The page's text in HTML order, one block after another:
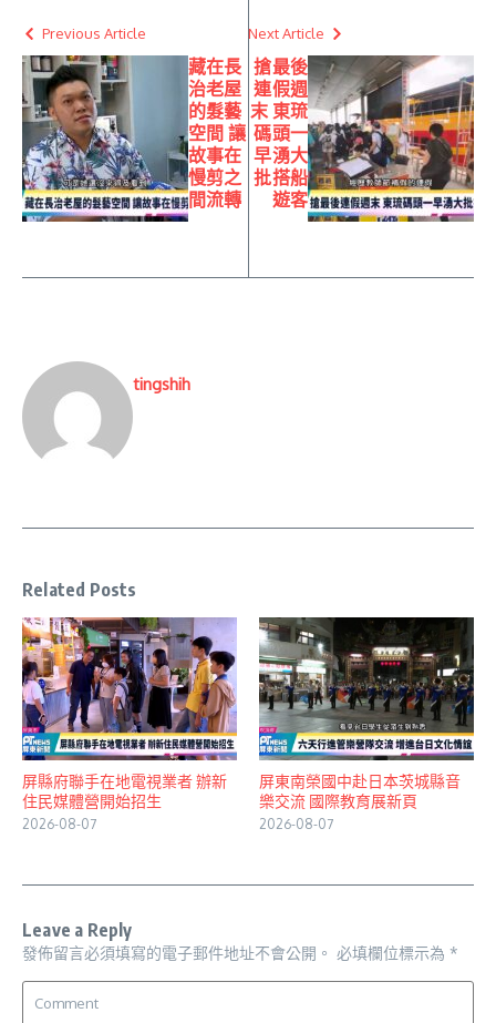
Previous Article
藏在長
治老屋
的髮藝
空間 讓
故事在
慢剪之
間流轉
Next Article
搶最後
連假週
末 東琉
碼頭一
早湧大
批搭船
遊客
tingshih
Related Posts
屏縣府聯手在地電視業者 辦新
住民媒體營開始招生
2026-08-07
屏東南榮國中赴日本茨城縣音
樂交流 國際教育展新頁
2026-08-07
Leave a Reply
發佈留言必須填寫的電子郵件地址不會公開。 必填欄位標示為 *